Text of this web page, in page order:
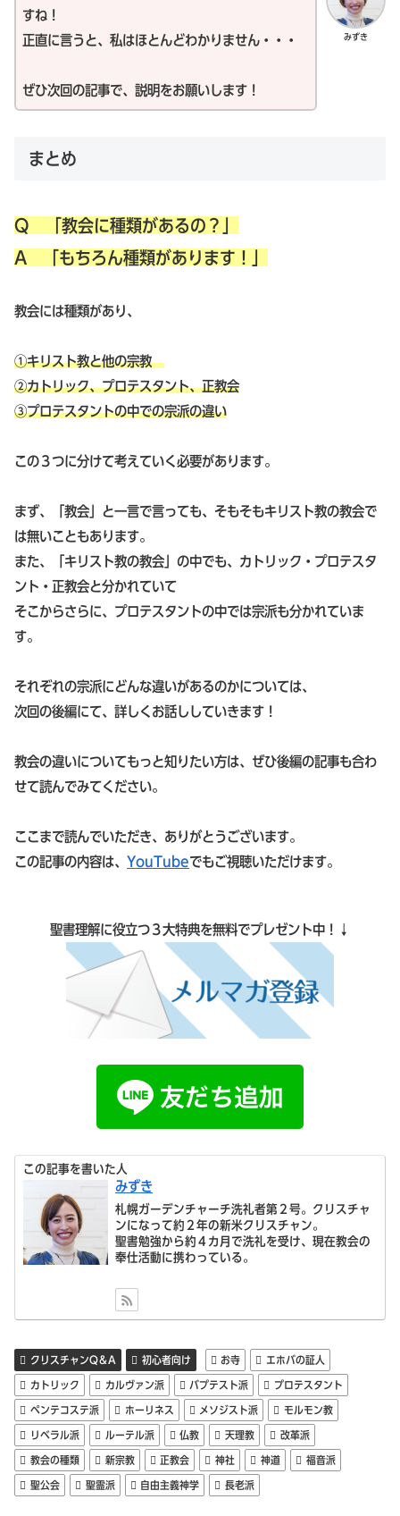
みずき
すね！
正直に言うと、私はほとんどわかりません・・・
ぜひ次回の記事で、説明をお願いします！
まとめ
Q 「教会に種類があるの？」
A 「もちろん種類があります！」
教会には種類があり、
①キリスト教と他の宗教
②カトリック、プロテスタント、正教会
③プロテスタントの中での宗派の違い
この３つに分けて考えていく必要があります。
まず、「教会」と一言で言っても、そもそもキリスト教の教会で
は無いこともあります。
また、「キリスト教の教会」の中でも、カトリック・プロテスタ
ント・正教会と分かれていて
そこからさらに、プロテスタントの中では宗派も分かれていま
す。
それぞれの宗派にどんな違いがあるのかについては、
次回の後編にて、詳しくお話ししていきます！
教会の違いについてもっと知りたい方は、ぜひ後編の記事も合わ
せて読んでみてください。
ここまで読んでいただき、ありがとうございます。
この記事の内容は、 YouTubeでもご視聴いただけます。
聖書理解に役立つ３大特典を無料でプレゼント中！↓
この記事を書いた人
みずき
札幌ガーデンチャーチ洗礼者第２号。クリスチャ
ンになって約２年の新米クリスチャン。
聖書勉強から約４カ月で洗礼を受け、現在教会の
奉仕活動に携わっている。
クリスチャンQ＆A 初心者向け お寺 エホバの証人
カトリック カルヴァン派 バプテスト派 プロテスタント
ペンテコステ派 ホーリネス メソジスト派 モルモン教
リベラル派 ルーテル派 仏教 天理教 改革派
教会の種類 新宗教 正教会 神社 神道 福音派
聖公会 聖霊派 自由主義神学 長老派